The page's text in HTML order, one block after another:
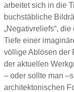
arbeitet sich in die
buchstäbliche
„Negativreliefs“,
Tiefe einer
völlige Ablösen der
der aktuellen
– oder sollte man
architektonischen